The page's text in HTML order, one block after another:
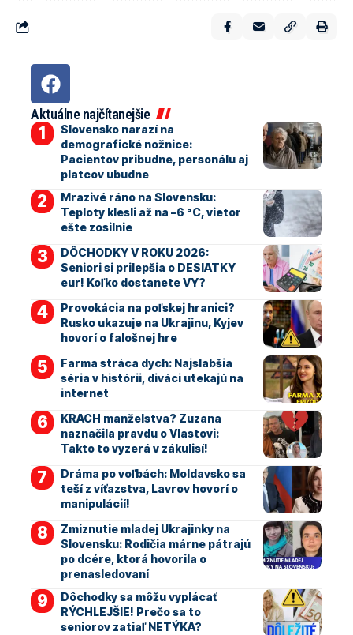
Aktuálne najčítanejšie
Slovensko narazí na
demografické nožnice:
Pacientov pribudne, personálu aj
platcov ubudne
Mrazivé ráno na Slovensku:
Teploty klesli až na –6 °C, vietor
ešte zosilnie
DÔCHODKY V ROKU 2026:
Seniori si prilepšia o DESIATKY
eur! Koľko dostanete VY?
Provokácia na poľskej hranici?
Rusko ukazuje na Ukrajinu, Kyjev
hovorí o falošnej hre
Farma stráca dych: Najslabšia
séria v histórii, diváci utekajú na
internet
KRACH manželstva? Zuzana
naznačila pravdu o Vlastovi:
Takto to vyzerá v zákulisí!
Dráma po voľbách: Moldavsko sa
teší z víťazstva, Lavrov hovorí o
manipulácií!
Zmiznutie mladej Ukrajinky na
Slovensku: Rodičia márne pátrajú
po dcére, ktorá hovorila o
prenasledovaní
Dôchodky sa môžu vyplácať
RÝCHLEJŠIE! Prečo sa to
seniorov zatiaľ NETÝKA?